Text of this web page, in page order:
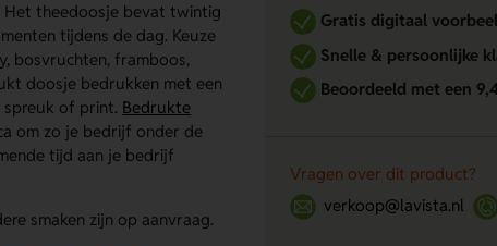
Het theedoosje bevat twintig
tijdens de dag. Keuze
bosvruchten, framboos,
doosje bedrukken met een
spreuk of print. Bedrukte
om zo je bedrijf onder de
tijd aan je bedrijf
smaken zijn op aanvraag.
Gratis digitaal
Snelle & persoonlijke
Beoordeeld met een
Vragen over dit product?
verkoop@lavista.nl